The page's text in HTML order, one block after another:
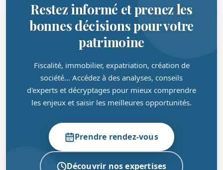
Restez informé et prenez les
bonnes décisions pour votre
patrimoine
Fiscalité, immobilier, expatriation, création de
société… Accédez à des analyses, conseils
d'experts et décryptages pour mieux comprendre
les enjeux et saisir les meilleures opportunités.
Prendre rendez-vous
Découvrir nos expertises